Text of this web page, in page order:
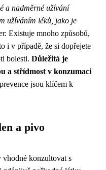
a nadměrné užívání
užíváním léků, jako je
Existuje mnoho způsobů,
i v případě, že si dopřejete
bolesti. Důležitá je
a střídmost v konzumaci
jsou klíčem k
a pivo
konzultovat s